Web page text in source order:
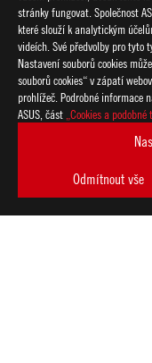
stránky fungovat. Společnost
které slouží k analytickým
videích. Své předvolby pro tyto
Nastavení souborů cookies
souborů cookies“ v zápatí
prohlížeč. Podrobné informace
ASUS, část „Cookies a
Odmítnout vše
ASUS
Footer
> GAMING
> ROG LOKI